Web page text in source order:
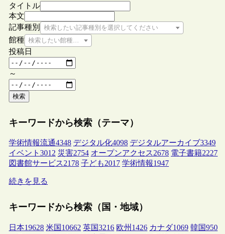
タイトル
本文
記事種別
検索したい記事種別を選択してください
館種 検索したい館種を選択してください
投稿日
～
検索
キーワードから検索（テーマ）
学術情報流通4348 デジタル化4098 デジタルアーカイブ3349
イベント 3012 災害2754 オープンアクセス2678 電子書籍2227
図書館サービス2178 子ども2017 学術情報1947
続きを見る
キーワードから検索（国・地域）
日本19628 米国 10662 英国3216 欧州 1426 カナダ1069 韓国950